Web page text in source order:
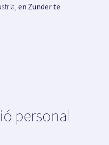
en Zunder te
personal